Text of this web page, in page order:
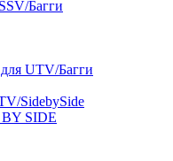
Багги
UTV/Багги
SidebySide
SIDE